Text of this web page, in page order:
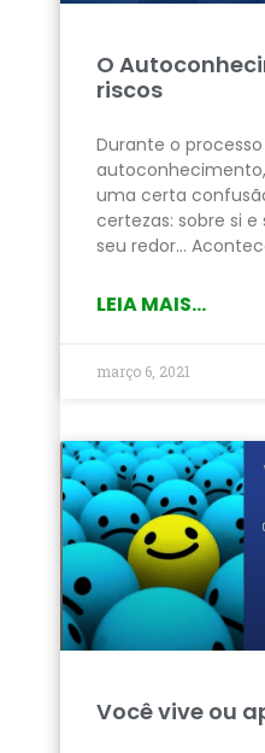
O
riscos
Durante o
uma certa
certezas: sobre si e
seu redor…
LEIA MAIS...
março 6, 2021
Você vive ou